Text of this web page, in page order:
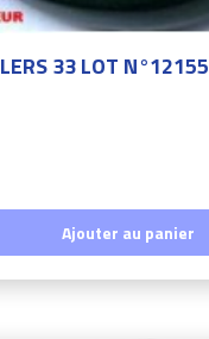
33 LOT N°12155
Ajouter au panier